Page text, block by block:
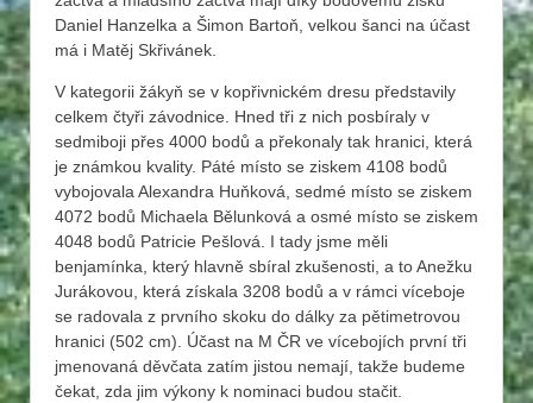
Daniel Hanzelka a Šimon Bartoň, velkou šanci na účast
má i Matěj Skřivánek.
V kategorii žákyň se v kopřivnickém dresu představily
celkem čtyři závodnice. Hned tři z nich posbíraly v
sedmiboji přes 4000 bodů a překonaly tak hranici, která
je známkou kvality. Páté místo se ziskem 4108 bodů
vybojovala Alexandra Huňková, sedmé místo se ziskem
4072 bodů Michaela Bělunková a osmé místo se ziskem
4048 bodů Patricie Pešlová. I tady jsme měli
benjamínka, který hlavně sbíral zkušenosti, a to Anežku
Jurákovou, která získala 3208 bodů a v rámci víceboje
se radovala z prvního skoku do dálky za pětimetrovou
hranici (502 cm). Účast na M ČR ve vícebojích první tři
jmenovaná děvčata zatím jistou nemají, takže budeme
čekat, zda jim výkony k nominaci budou stačit.